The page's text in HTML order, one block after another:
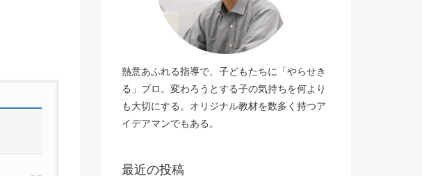
熱意あふれる指導で、子どもたちに「やらせき
る」プロ。変わろうとする子の気持ちを何より
も大切にする。オリジナル教材を数多く持つア
イデアマンでもある。
最近の投稿